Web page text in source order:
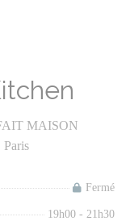
MAISON
Paris
Fermé
19h00 - 21h30